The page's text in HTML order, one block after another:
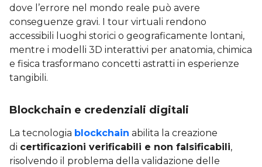
dove l’errore nel mondo reale può avere
conseguenze gravi. I tour virtuali rendono
accessibili luoghi storici o geograficamente lontani,
mentre i modelli 3D interattivi per anatomia, chimica
e fisica trasformano concetti astratti in esperienze
tangibili.
Blockchain e credenziali digitali
La tecnologia blockchain abilita la creazione
di certificazioni verificabili e non falsificabili,
risolvendo il problema della validazione delle